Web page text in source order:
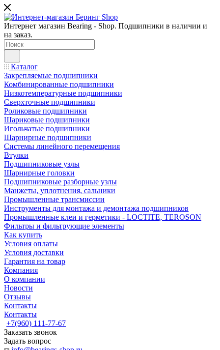
Интернет магазин Bearing - Shop. Подшипники в наличии и
на заказ.
Каталог
Закрепляемые подшипники
Комбинированные подшипники
Низкотемпературные подшипники
Сверхточные подшипники
Роликовые подшипники
Шариковые подшипники
Игольчатые подшипники
Шарнирные подшипники
Системы линейного перемещения
Втулки
Подшипниковые узлы
Шарнирные головки
Подшипниковые разборные узлы
Манжеты, уплотнения, сальники
Промышленные трансмиссии
Инструменты для монтажа и демонтажа подшипников
Промышленные клеи и герметики - LOCTITE, TEROSON
Фильтры и фильтрующие элементы
Как купить
Условия оплаты
Условия доставки
Гарантия на товар
Компания
О компании
Новости
Отзывы
Контакты
Контакты
+7(960) 111-77-67
Заказать звонок
Задать вопрос